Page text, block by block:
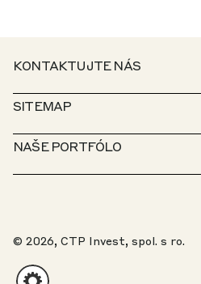
KONTAKTUJTE NÁS
KONTAKT
SERVICE DESK
PORTÁL PRE OZNAMOVATEĽOV
PORTÁL KLIENTA
SITEMAP
VYHĽADÁVAČ NEHNUTEĽNOSTÍ
UDRŽATEĽNOSŤ
O NÁS
INVESTORI
NAŠE PORTFÓLO
20 NAJLEPŠÍCH PARKOV
© 2026, CTP Invest, spol. s ro.